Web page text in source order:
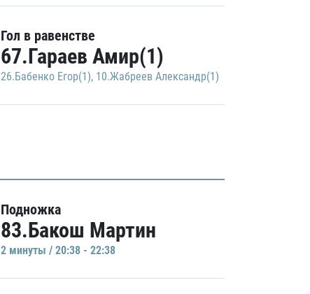
Гол в равенстве
67.Гараев Амир(1)
26.Бабенко Егор(1), 10.Жабреев Александр(1)
Подножка
83.Бакош Мартин
2 минуты / 20:38 - 22:38